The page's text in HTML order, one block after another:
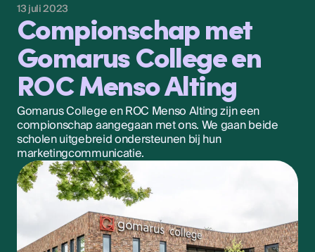
13 juli 2023
Compionschap met
Gomarus College en
ROC Menso Alting
Gomarus College en ROC Menso Alting zijn een
compionschap aangegaan met ons. We gaan beide
scholen uitgebreid ondersteunen bij hun
marketingcommunicatie.